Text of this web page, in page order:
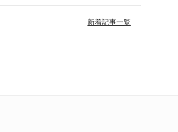
新着記事一覧